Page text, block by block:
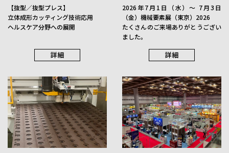
詳細
【抜型／抜型プレス】
立体成形カッティング技術応用
ヘルスケア分野への展開
詳細
2026年7月1日（水）〜 7月3日
（金）機械要素展（東京）2026
たくさんのご来場ありがとうござい
ました。
詳細